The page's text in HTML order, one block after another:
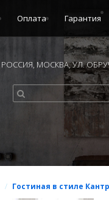
Оплата Гарантия
РОССИЯ, МОСКВА, УЛ.
/ Гостиная в стиле